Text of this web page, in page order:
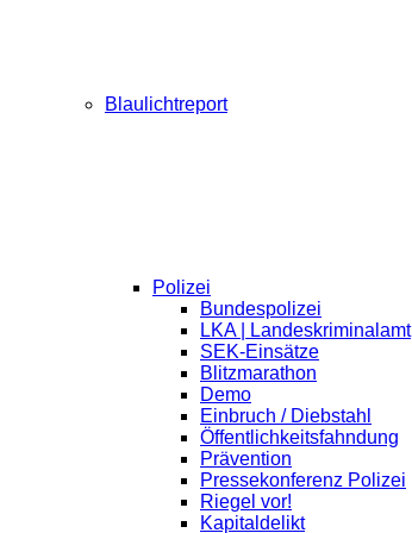
Blaulichtreport
Polizei
Bundespolizei
LKA | Landeskriminalamt
SEK-Einsätze
Blitzmarathon
Demo
Einbruch / Diebstahl
Öffentlichkeitsfahndung
Prävention
Pressekonferenz Polizei
Riegel vor!
Kapitaldelikt